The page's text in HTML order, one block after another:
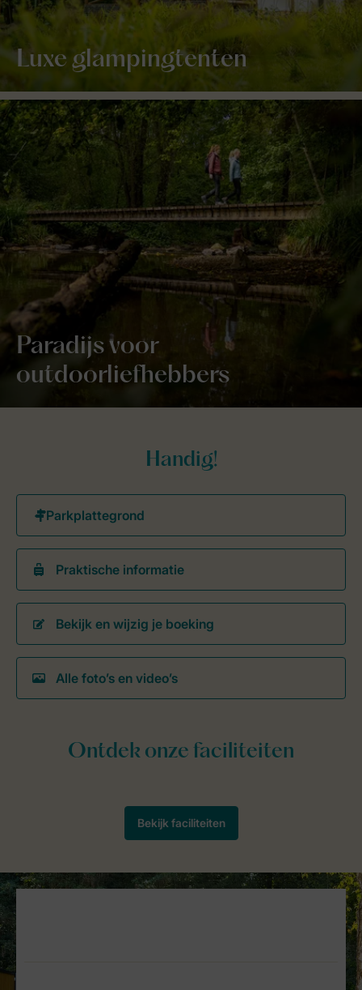
Luxe glampingtenten
Paradijs voor
outdoorliefhebbers
Handig!
Praktische informatie
Bekijk en wijzig je boeking
Alle foto’s en video’s
Service Rating from our guests